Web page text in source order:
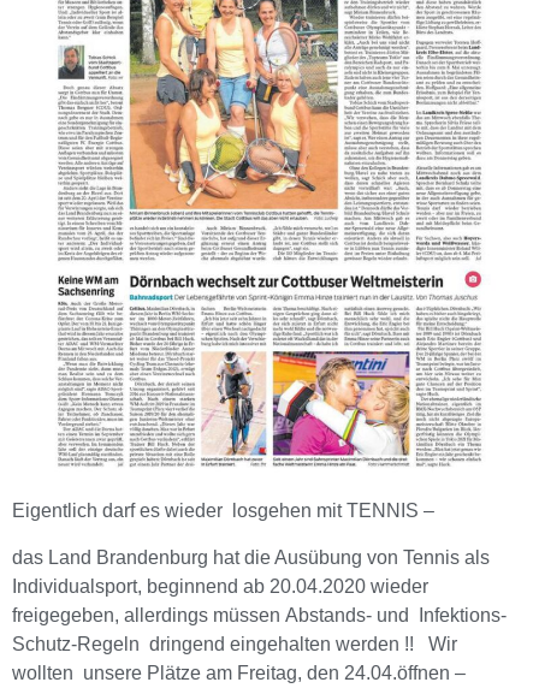
Eigentlich darf es wieder losgehen mit TENNIS –
das Land Brandenburg hat die Ausübung von Tennis als
Individualsport, beginnend ab 20.04.2020 wieder
freigegeben, allerdings müssen Abstands- und Infektions-
Schutz-Regeln dringend eingehalten werden !! Wir
wollten unsere Plätze am Freitag, den 24.04.öffnen –